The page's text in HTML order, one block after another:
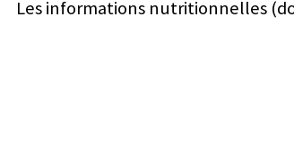
Les informations nutritionnelles